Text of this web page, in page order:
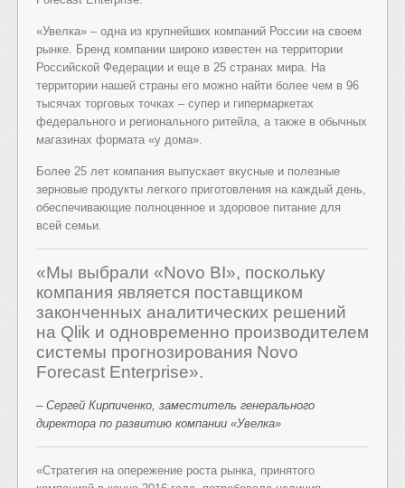
«Увелка» – одна из крупнейших компаний России на своем
рынке. Бренд компании широко известен на территории
Российской Федерации и еще в 25 странах мира. На
территории нашей страны его можно найти более чем в 96
тысячах торговых точках – супер и гипермаркетах
федерального и регионального ритейла, а также в обычных
магазинах формата «у дома».
Более 25 лет компания выпускает вкусные и полезные
зерновые продукты легкого приготовления на каждый день,
обеспечивающие полноценное и здоровое питание для
всей семьи.
«Мы выбрали «Novo BI», поскольку
компания является поставщиком
законченных аналитических решений
на Qlik и одновременно производителем
системы прогнозирования Novo
Forecast Enterprise».
– Сергей Кирпиченко, заместитель генерального
директора по развитию компании «Увелка»
«Стратегия на опережение роста рынка, принятого